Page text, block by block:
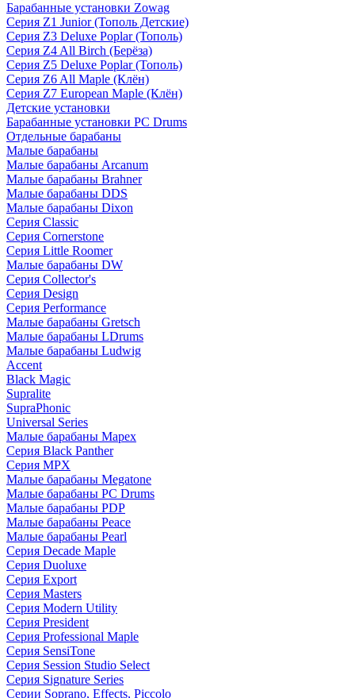
Барабанные установки Zowag
Серия Z1 Junior (Тополь Детские)
Серия Z3 Deluxe Poplar (Тополь)
Серия Z4 All Birch (Берёза)
Серия Z5 Deluxe Poplar (Тополь)
Серия Z6 All Maple (Клён)
Серия Z7 European Maple (Клён)
Детские установки
Барабанные установки PC Drums
Отдельные барабаны
Малые барабаны
Малые барабаны Arcanum
Малые барабаны Brahner
Малые барабаны DDS
Малые барабаны Dixon
Серия Classic
Серия Cornerstone
Серия Little Roomer
Малые барабаны DW
Серия Collector's
Серия Design
Серия Performance
Малые барабаны Gretsch
Малые барабаны LDrums
Малые барабаны Ludwig
Accent
Black Magic
Supralite
SupraPhonic
Universal Series
Малые барабаны Mapex
Серия Black Panther
Серия MPX
Малые барабаны Megatone
Малые барабаны PC Drums
Малые барабаны PDP
Малые барабаны Peace
Малые барабаны Pearl
Серия Decade Maple
Серия Duoluxe
Серия Export
Серия Masters
Серия Modern Utility
Серия President
Серия Professional Maple
Серия SensiTone
Серия Session Studio Select
Серия Signature Series
Серии Soprano, Effects, Piccolo